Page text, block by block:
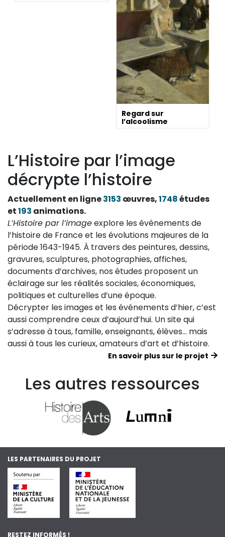
Regard sur
l’alcoolisme
L’Histoire par l’image
décrypte l’histoire
Actuellement en ligne3153 œuvres,1748études
et193 animations.
L’Histoire par l’imageexplore les événements de
l’histoire de France et les évolutions majeures de la
période 1643-1945. À travers des peintures, dessins,
gravures, sculptures, photographies, affiches,
documents d’archives, nos études proposent un
éclairage sur les réalités sociales, économiques,
politiques et culturelles d’une époque.
Décrypter les images et les événements d’hier, c’est
aussi comprendre ceux d’aujourd’hui. Un site qui
s’adresse à tous, famille, enseignants, élèves… mais
aussi à tous les curieux, amateurs d’art et d’histoire.
En savoir plus sur le projet
Les autres ressources
LES PARTENAIRES DU PROJET
RESTEZ INFORMÉS !